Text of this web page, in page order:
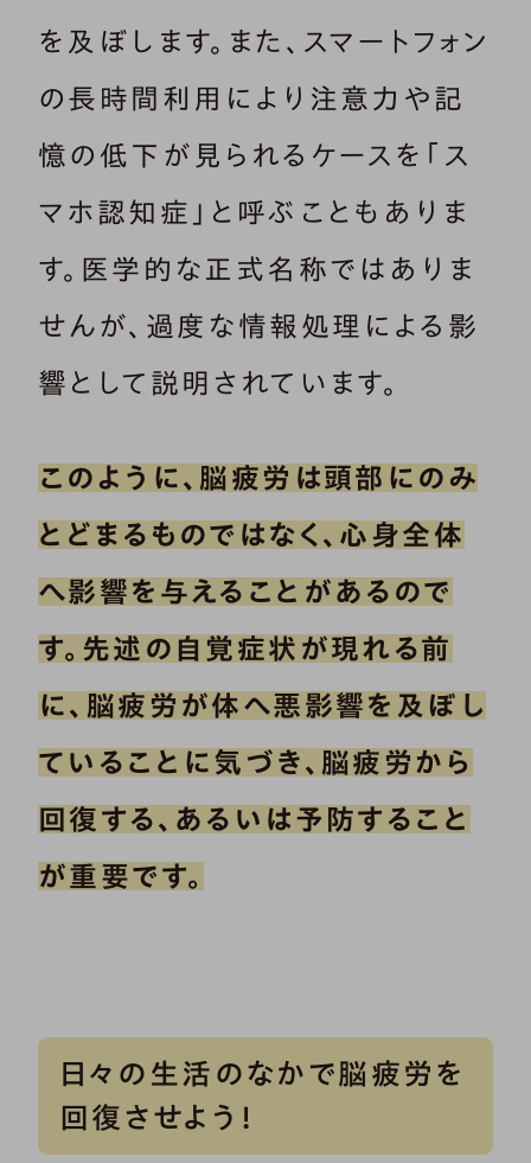
を及ぼします。また、スマートフォン
の長時間利用により注意力や記
憶の低下が見られるケースを「ス
マホ認知症」と呼ぶこともありま
す。医学的な正式名称ではありま
せんが、過度な情報処理による影
響として説明されています。
このように、脳疲労は頭部にのみ
とどまるものではなく、心身全体
へ影響を与えることがあるので
す。先述の自覚症状が現れる前
に、脳疲労が体へ悪影響を及ぼし
ていることに気づき、脳疲労から
回復する、あるいは予防すること
が重要です。
日々の生活のなかで脳疲労を
回復させよう！